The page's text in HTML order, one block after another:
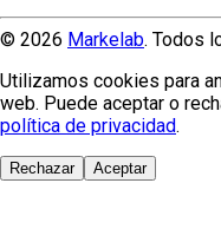
© 2026 Markelab. Todos
Utilizamos cookies para
web. Puede aceptar o
política de privacidad.
Rechazar Aceptar